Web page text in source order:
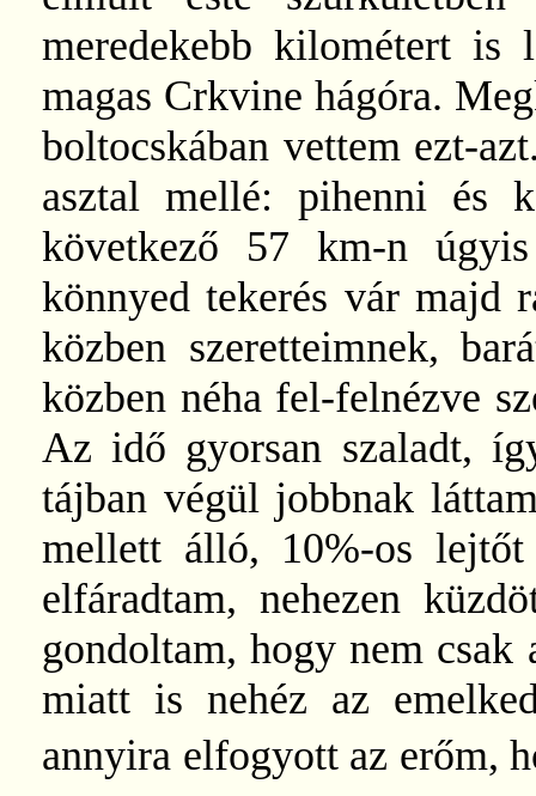
meredekebb kilométert is
magas Crkvine hágóra.
boltocskában vettem ezt-
asztal mellé: pihenni és
következő 57 km-n
könnyed tekerés vár majd
közben szeretteimnek,
közben néha fel-felnézve
Az idő gyorsan szaladt,
tájban végül jobbnak
mellett álló, 10%-os
elfáradtam, nehezen
gondoltam, hogy nem csak
miatt is nehéz az
annyira elfogyott az erőm,